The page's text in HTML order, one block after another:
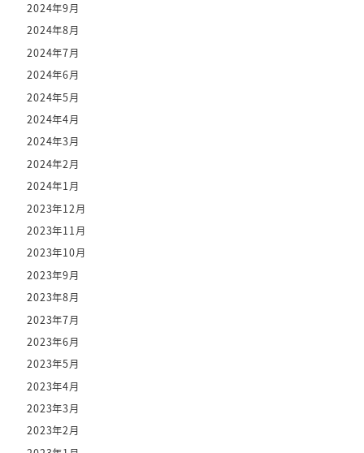
2024年9月
2024年8月
2024年7月
2024年6月
2024年5月
2024年4月
2024年3月
2024年2月
2024年1月
2023年12月
2023年11月
2023年10月
2023年9月
2023年8月
2023年7月
2023年6月
2023年5月
2023年4月
2023年3月
2023年2月